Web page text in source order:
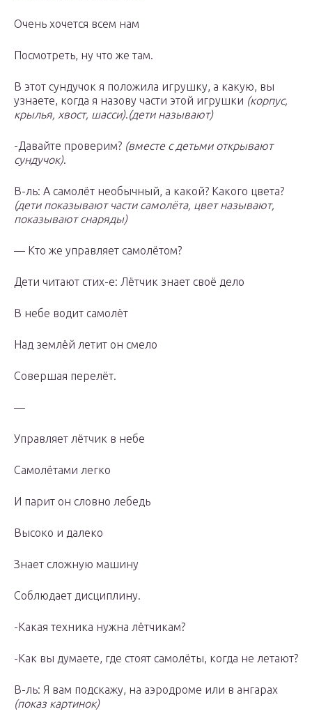
Очень хочется всем нам
Посмотреть, ну что же там.
В этот сундучок я положила игрушку, а какую, вы
узнаете, когда я назову части этой игрушки (корпус,
крылья, хвост, шасси).(дети называют)
-Давайте проверим? (вместе с детьми открывают
сундучок).
В-ль: А самолёт необычный, а какой? Какого цвета?
(дети показывают части самолёта, цвет называют,
показывают снаряды)
— Кто же управляет самолётом?
Дети читают стих-е: Лётчик знает своё дело
В небе водит самолёт
Над землёй летит он смело
Совершая перелёт.
—
Управляет лётчик в небе
Самолётами легко
И парит он словно лебедь
Высоко и далеко
Знает сложную машину
Соблюдает дисциплину.
-Какая техника нужна лётчикам?
-Как вы думаете, где стоят самолёты, когда не летают?
В-ль: Я вам подскажу, на аэродроме или в ангарах
(показ картинок)